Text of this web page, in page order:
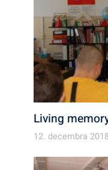
Living
12. decembra 2018